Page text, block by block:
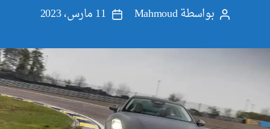
كاتببواسطةMahmoud
تاريخ
11 مارس، 2023